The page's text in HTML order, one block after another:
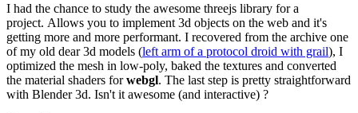
I had the chance to study the awesome threejs library for a
project. Allows you to implement 3d objects on the web and it's
getting more and more performant. I recovered from the archive one
of my old dear 3d models (left arm of a protocol droid with grail), I
optimized the mesh in low-poly, baked the textures and converted
the material shaders forwebgl. The last step is pretty straightforward
with Blender 3d. Isn't it awesome (and interactive) ?